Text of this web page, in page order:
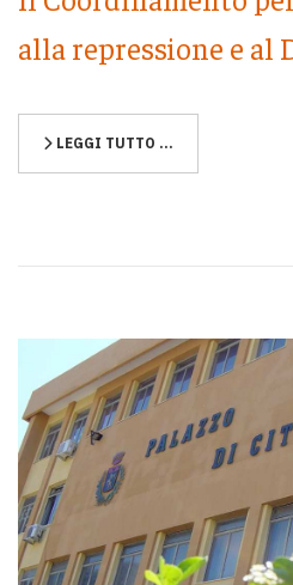
alla repressione e al
LEGGI TUTTO …